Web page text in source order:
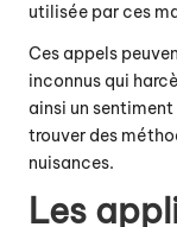
utilisée par ces
Ces appels
inconnus qui
ainsi un
trouver des
nuisances.
Les